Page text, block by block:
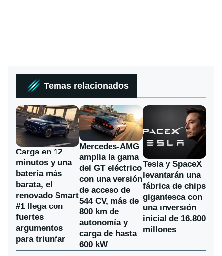
Temas relacionados
Carga en 12
minutos y una
batería más
barata, el
renovado Smart
#1 llega con
fuertes
argumentos
para triunfar
Mercedes-AMG
amplía la gama
del GT eléctrico
con una versión
de acceso de
544 CV, más de
800 km de
autonomía y
carga de hasta
600 kW
Tesla y SpaceX
levantarán una
fábrica de chips
gigantesca con
una inversión
inicial de 16.800
millones